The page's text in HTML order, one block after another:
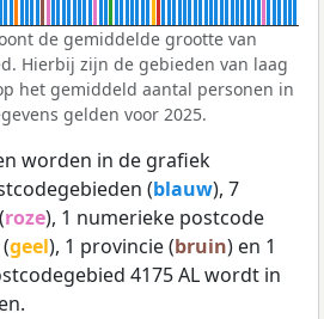
de gemiddelde grootte van
Hierbij zijn de gebieden van laag
het gemiddeld aantal personen in
gelden voor 2025.
worden in de grafiek
(blauw), 7
roze), 1 numerieke postcode
geel), 1 provincie (bruin) en 1
4175 AL wordt in